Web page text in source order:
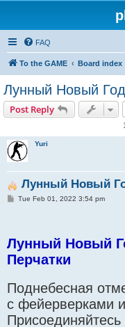
FAQ
To the GAME Board index
Лунный Новый
Post Reply
Yuri
Лунный Новый
PTue Feb 01, 2022 3:54 pm
Лунный Новый
Перчатки
Поднебесная
с фейерверками